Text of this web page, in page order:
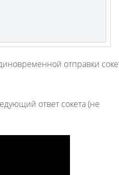
отправки
ответ сокета (не